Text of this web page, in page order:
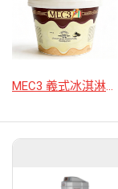
MEC3 義式冰淇淋原料